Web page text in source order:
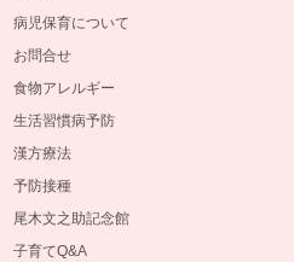
病児保育について
お問合せ
食物アレルギー
生活習慣病予防
漢方療法
予防接種
尾木文之助記念館
子育てQ&A